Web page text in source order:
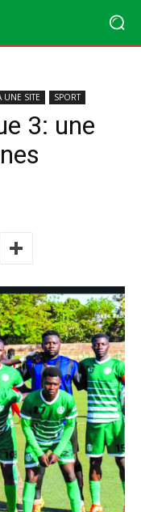
UNE SITE SPORT
3: une